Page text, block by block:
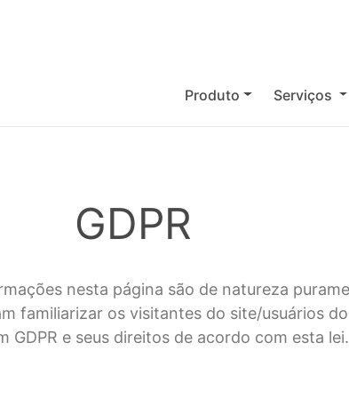
Produto Serviços
GDPR
nesta página são de natureza
familiarizar os visitantes do site/usuários
GDPR e seus direitos de acordo com esta lei.